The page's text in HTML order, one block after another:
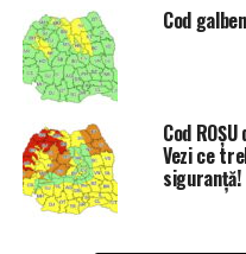
NU RATATI
Cu ce viteză a fost prins
gonea pe DN19E în Bihor
Cod
Cod
Vezi ce
siguranță!